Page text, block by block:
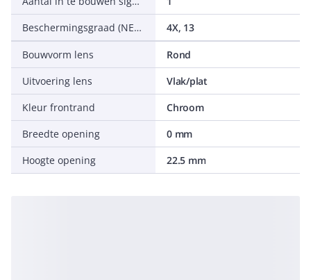
Beschermingsgraad (NEMA)
4X, 13
Bouwvorm lens
Rond
Uitvoering lens
Vlak/plat
Kleur frontrand
Chroom
Breedte opening
0 mm
Hoogte opening
22.5 mm